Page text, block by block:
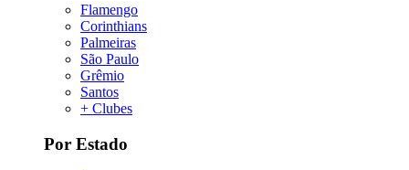
Flamengo
Corinthians
Palmeiras
São Paulo
Grêmio
Santos
+ Clubes
Por Estado